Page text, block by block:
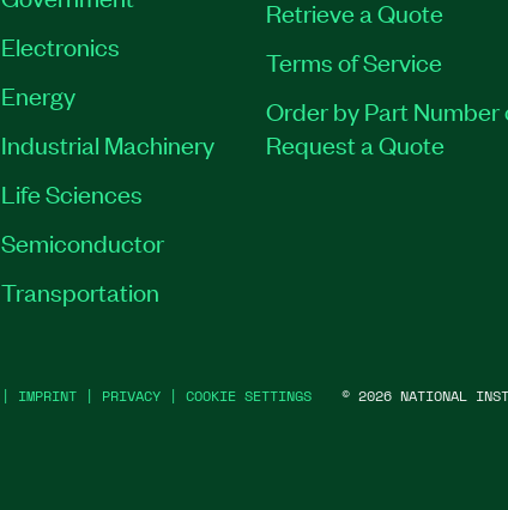
Electronics
Energy
Industrial Machinery
Life Sciences
Semiconductor
Transportation
Retrieve a Quote
Terms of Service
Order by Part Number
Request a Quote
| IMPRINT | PRIVACY | COOKIE SETTINGS © 2026 NATIONAL